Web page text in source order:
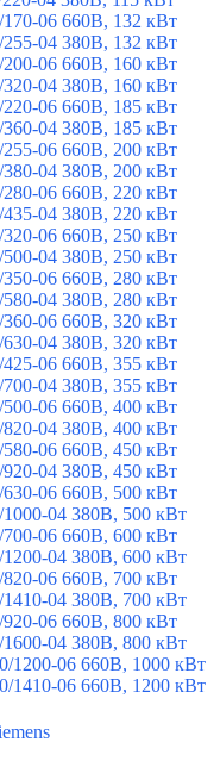
06 660В, 132 кВт
04 380В, 132 кВт
06 660В, 160 кВт
04 380В, 160 кВт
06 660В, 185 кВт
04 380В, 185 кВт
06 660В, 200 кВт
04 380В, 200 кВт
06 660В, 220 кВт
04 380В, 220 кВт
06 660В, 250 кВт
04 380В, 250 кВт
06 660В, 280 кВт
04 380В, 280 кВт
06 660В, 320 кВт
04 380В, 320 кВт
06 660В, 355 кВт
04 380В, 355 кВт
06 660В, 400 кВт
04 380В, 400 кВт
06 660В, 450 кВт
04 380В, 450 кВт
06 660В, 500 кВт
04 380В, 500 кВт
06 660В, 600 кВт
04 380В, 600 кВт
06 660В, 700 кВт
04 380В, 700 кВт
06 660В, 800 кВт
04 380В, 800 кВт
06 660В, 1000 кВт
06 660В, 1200 кВт